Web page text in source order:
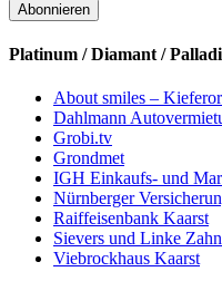
Platinum / Diamant /
About smiles –
Dahlmann
Grobi.tv
Grondmet
IGH Einkaufs- und
Nürnberger
Raiffeisenbank Kaarst
Sievers und Linke
Viebrockhaus Kaarst